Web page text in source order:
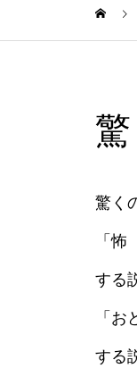
驚く
「
する
「
する